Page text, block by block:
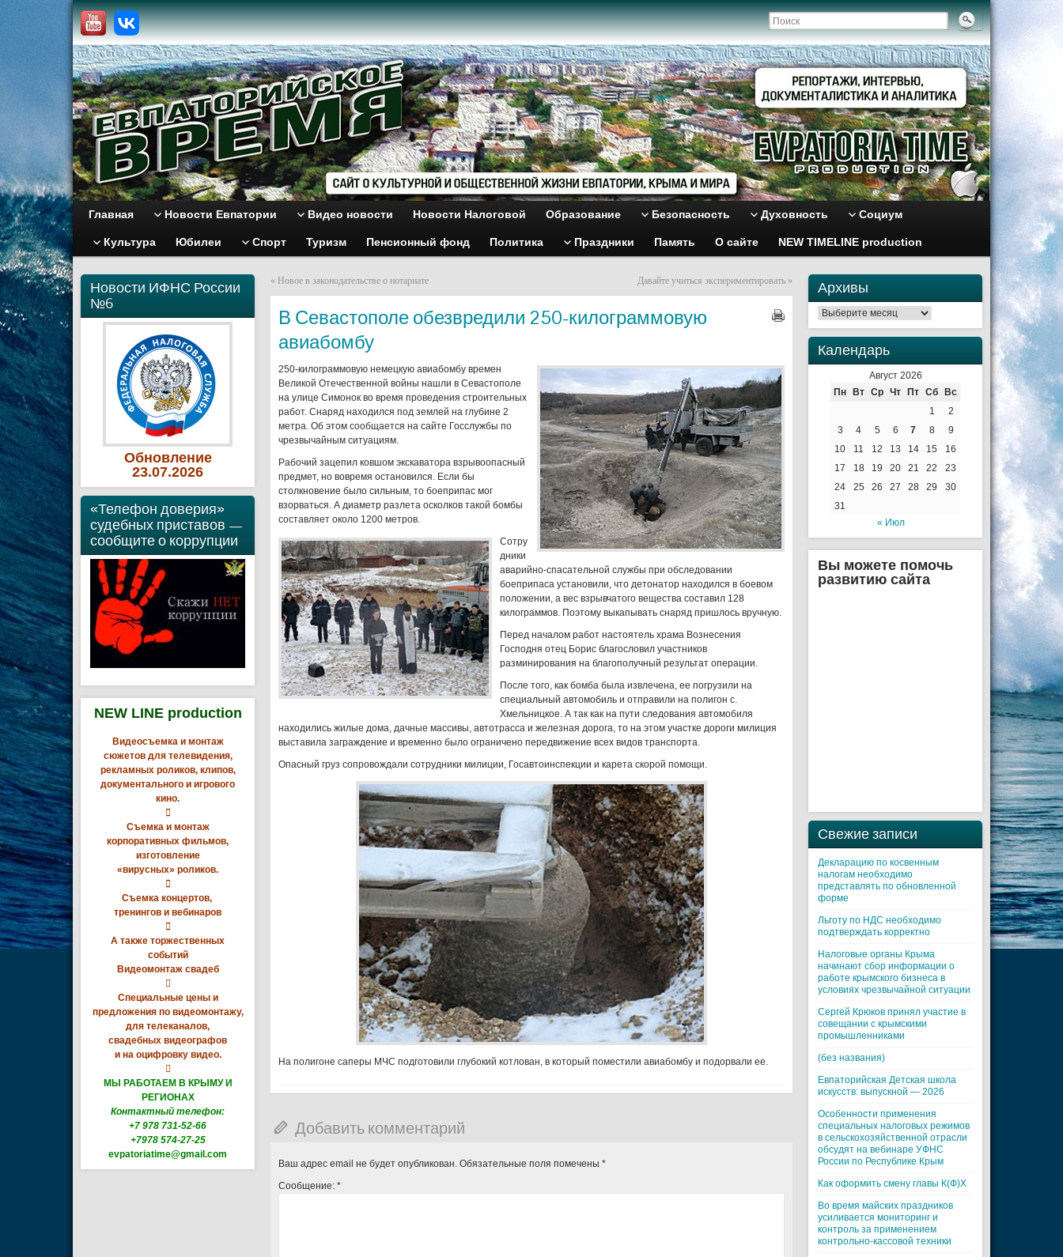
Главная Новости Евпатории Видео новости Новости Налоговой Образование Безопасность Духовность Социум
Культура Юбилеи Спорт Туризм Пенсионный фонд Политика Праздники Память О сайте NEW TIMELINE production
Новости ИФНС России
№6
Обновление
23.07.2026
«Телефон доверия»
судебных приставов —
сообщите о коррупции
NEW LINE production
Видеосъемка и монтаж
сюжетов для телевидения,
рекламных роликов, клипов,
документального и игрового
кино.

Съемка и монтаж
корпоративных фильмов,
изготовление
«вирусных» роликов.

Съемка концертов,
тренингов и вебинаров

А также торжественных
событий
Видеомонтаж свадеб

Специальные цены и
предложения по видеомонтажу,
для телеканалов,
свадебных видеографов
и на оцифровку видео.

МЫ РАБОТАЕМ В КРЫМУ И
РЕГИОНАХ
Контактный телефон:
+7 978 731-52-66
+7978 574-27-25
evpatoriatime@gmail.com
« Новое в законодательстве о нотариате Давайте учиться экспериментировать »
В Севастополе обезвредили 250-килограммовую
авиабомбу
250-килограммовую немецкую авиабомбу времен
Великой Отечественной войны нашли в Севастополе
на улице Симонок во время проведения строительных
работ. Снаряд находился под землей на глубине 2
метра. Об этом сообщается на сайте Госслужбы по
чрезвычайным ситуациям.
Рабочий зацепил ковшом экскаватора взрывоопасный
предмет, но вовремя остановился. Если бы
столкновение было сильным, то боеприпас мог
взорваться. А диаметр разлета осколков такой бомбы
составляет около 1200 метров.
Сотру
дники
аварийно-спасательной службы при обследовании
боеприпаса установили, что детонатор находился в боевом
положении, а вес взрывчатого вещества составил 128
килограммов. Поэтому выкапывать снаряд пришлось вручную.
Перед началом работ настоятель храма Вознесения
Господня отец Борис благословил участников
разминирования на благополучный результат операции.
После того, как бомба была извлечена, ее погрузили на
специальный автомобиль и отправили на полигон с.
Хмельницкое. А так как на пути следования автомобиля
находились жилые дома, дачные массивы, автотрасса и железная дорога, то на этом участке дороги милиция
выставила заграждение и временно было ограничено передвижение всех видов транспорта.
Опасный груз сопровождали сотрудники милиции, Госавтоинспекции и карета скорой помощи.
На полигоне саперы МЧС подготовили глубокий котлован, в который поместили авиабомбу и подорвали ее.
Добавить комментарий
Ваш адрес email не будет опубликован. Обязательные поля помечены *
Сообщение: *
Архивы
Архивы
Календарь
Август 2026
Пн
Вт Ср Чт Пт Сб
Вс
1
2
3
4 5 6 7 8
9
10
11 12 13 14 15
16
17
18 19 20 21 22
23
24
25 26 27 28 29
30
31
« Июл
Вы можете помочь
развитию сайта
Свежие записи
Декларацию по косвенным
налогам необходимо
представлять по обновленной
форме
Льготу по НДС необходимо
подтверждать корректно
Налоговые органы Крыма
начинают сбор информации о
работе крымского бизнеса в
условиях чрезвычайной ситуации
Cергей Крюков принял участие в
совещании с крымскими
промышленниками
(без названия)
Евпаторийская Детская школа
искусств: выпускной — 2026
Особенности применения
специальных налоговых режимов
в сельскохозяйственной отрасли
обсудят на вебинаре УФНС
России по Республике Крым
Как оформить смену главы К(Ф)Х
Во время майских праздников
усиливается мониторинг и
контроль за применением
контрольно-кассовой техники